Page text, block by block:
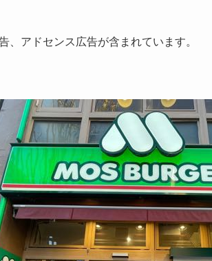
アドセンス広告が含まれています。